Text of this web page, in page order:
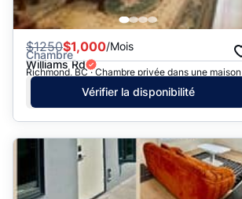
$1250$1,000/Mois
Chambre
Williams Rd
Richmond, BC · Chambre privée dans une maison
Vérifier la disponibilité